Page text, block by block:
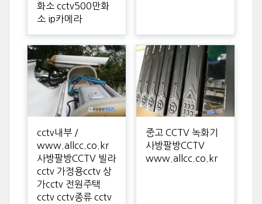
화소 cctv500만화
소 ip카메라
cctv내부 /
www.allcc.co.kr
사방팔방CCTV 빌라
cctv 가정용cctv 상
가cctv 전원주택
cctv cctv종류 cctv
중고 CCTV 녹화기
사방팔방CCTV
www.allcc.co.kr